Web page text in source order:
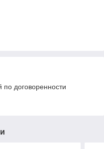
по договоренности